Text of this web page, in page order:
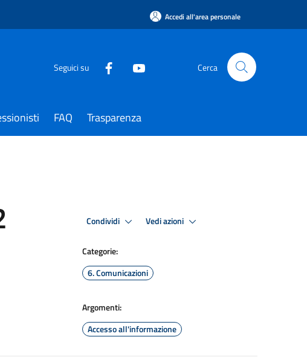
Accedi all'area personale
Seguici su Cerca
FAQ Trasparenza
Condividi Vedi azioni
Categorie:
6. Comunicazioni
Argomenti:
Accesso all'informazione